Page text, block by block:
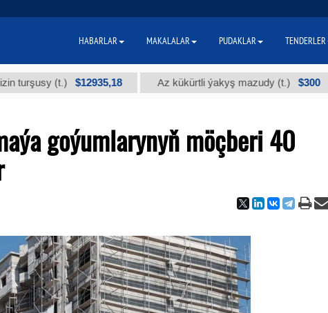
(t.) $12935,18 Az kükürtli ýakyş mazudy (t.) $300
goýumlarynyň möçberi 40
HABARLAR MAKALALAR PUDAKLAR TENDERLER